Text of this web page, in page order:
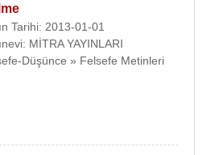
Tarihi: 2013-01-01
MİTRA YAYINLARI
Düşünce » Felsefe Metinleri